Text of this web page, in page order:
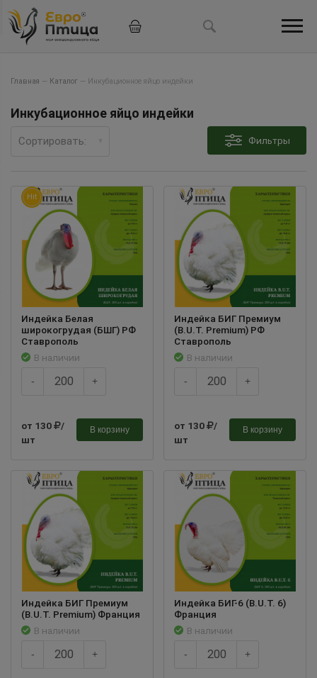
Главная — Каталог — Инкубационное яйцо индейки
Инкубационное яйцо индейки
Фильтры
Сортировать:
Hit
Индейка Белая
широкогрудая (БШГ) РФ
Ставрополь
В наличии
- +
от 130
/
шт
В корзину
Индейка БИГ Премиум
(B.U.T. Premium) РФ
Ставрополь
В наличии
- +
от 130
/
шт
В корзину
Индейка БИГ Премиум
(B.U.T. Premium) Франция
В наличии
- +
Индейка БИГ-6 (B.U.T. 6)
Франция
В наличии
- +